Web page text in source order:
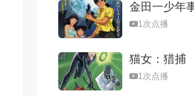
金田一少年
2：杀戮的深
1次点播
猫女：猎捕
1次点播